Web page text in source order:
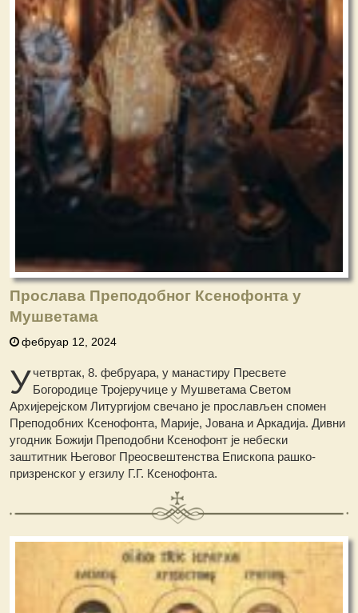
Прослава Преподобног Ксенофонта у
Мушветама
фебруар 12, 2024
Учетвртак, 8. фебруара, у манастиру Пресвете
Богородице Тројеручице у Мушветама Светом
Архијерејском Литургијом свечано је прослављен спомен
Преподобних Ксенофонта, Марије, Јована и Аркадија. Дивни
угодник Божији Преподобни Ксенофонт је небески
заштитник Његовог Преосвештенства Епископа рашко-
призренског у егзилу Г.Г. Ксенофонта.